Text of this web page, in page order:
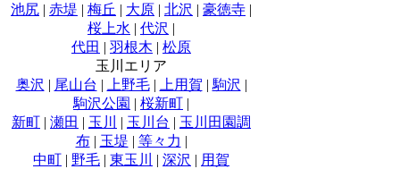
池尻 | 赤堤 | 梅丘 | 大原 | 北沢 | 豪徳寺 |
桜上水 | 代沢 |
代田 | 羽根木 | 松原
玉川エリア
奥沢 | 尾山台 | 上野毛| 上用賀 | 駒沢 |
駒沢公園 | 桜新町 |
新町 | 瀬田 | 玉川 | 玉川台 | 玉川田園調
布| 玉堤 | 等々力 |
中町 | 野毛 | 東玉川 | 深沢 | 用賀